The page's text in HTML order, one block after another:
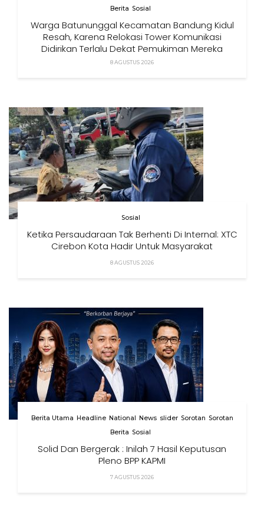
Berita Sosial
Warga Batununggal Kecamatan Bandung Kidul
Resah, Karena Relokasi Tower Komunikasi
Didirikan Terlalu Dekat Pemukiman Mereka
8 AGUSTUS 2026
Sosial
Ketika Persaudaraan Tak Berhenti Di Internal: XTC
Cirebon Kota Hadir Untuk Masyarakat
8 AGUSTUS 2026
Berita Utama Headline National News slider Sorotan Sorotan
Berita Sosial
Solid Dan Bergerak : Inilah 7 Hasil Keputusan
Pleno BPP KAPMI
7 AGUSTUS 2026